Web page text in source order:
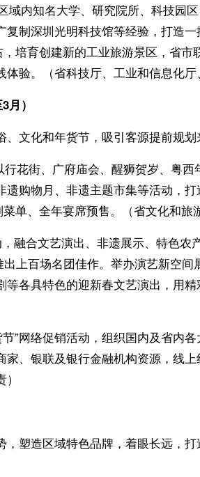
内知名大学、研究院所、科技园
制深圳光明科技馆等经验，打造
培育创建新的工业旅游景区，省
验。（省科技厅、工业和信息化厅
月）
文化和年货节，吸引客源提前规划
行花街、广府庙会、醒狮贺岁、粤
购物月、非遗主题市集等活动，
单、全年宴席预售。（省文化和旅
，融合文艺演出、非遗展示、特色
出上百场名团佳作。举办演艺新空
各具特色的迎新春文艺演出，用
”网络促销活动，组织国内及省内
、银联及银行金融机构资源，线
塑造区域特色品牌，着眼长远，